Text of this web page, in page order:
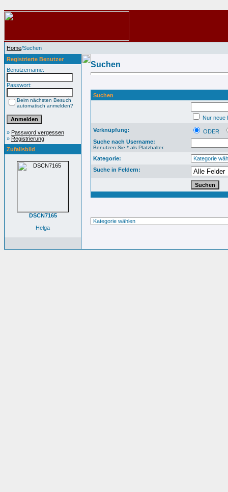
Home/Suchen
Registrierte Benutzer
Benutzername:
Passwort:
Beim nächsten Besuch
automatisch anmelden?
» Password vergessen
» Registrierung
Zufallsbild
DSCN7165
Helga
Suchen
Suchen
Nur neue
Verknüpfung:
ODER
Suche nach Username:
Benutzen Sie * als Platzhalter.
Kategorie:
Suche in Feldern: